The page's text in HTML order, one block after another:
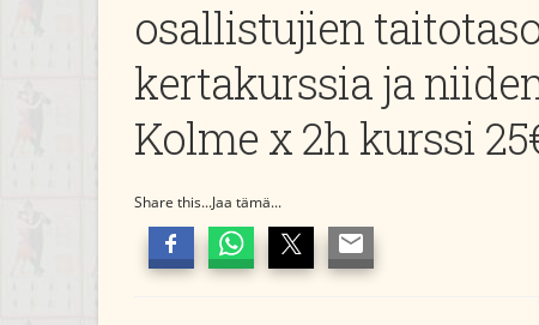
osallistujien
kertakurssia ja
Kolme x 2h kurssi
Share this...Jaa tämä...